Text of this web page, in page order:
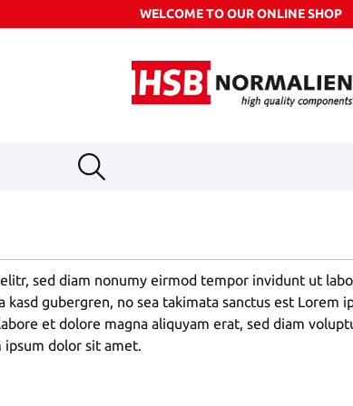
WELCOME TO OUR ONLINE SHOP
sed diam nonumy eirmod tempor invidunt ut
gubergren, no sea takimata sanctus est
et dolore magna aliquyam erat, sed diam
ipsum dolor sit amet.